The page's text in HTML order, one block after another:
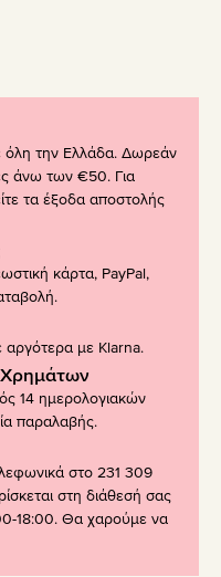
όλη την Ελλάδα. Δωρεάν
άνω των €50. Για
τα έξοδα αποστολής
κάρτα, PayPal,
με Klarna.
14 ημερολογιακών
παραλαβής.
στο 231 309
στη διάθεσή σας
18:00. Θα χαρούμε να